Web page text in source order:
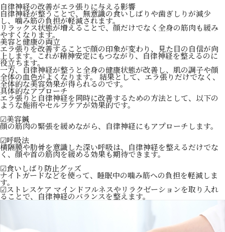
自律神経の改善がエラ張りに与える影響
自律神経が整うことで、無意識の食いしばりや歯ぎしりが減少
し、噛み筋の負担が軽減されます。
リラックス状態が増えることで、顔だけでなく全身の筋肉も緩み
やすくなります。
美容と健康の両立
エラ張りを改善することで顔の印象が変わり、見た目の自信が向
上します。これが精神安定にもつながり、自律神経を整えるのに
役立ちます。
一方、自律神経が整うと全身の健康状態が改善し、肌の調子や顔
全体の血色がよくなります。 結果として、エラ張りだけでなく、
全体的な美容効果が得られるのです。
具体的なアプローチ
エラ張りと自律神経を同時に改善するための方法として、以下の
ような施術やセルフケアが効果的です。
☑美容鍼
顔の筋肉の緊張を緩めながら、自律神経にもアプローチします。
☑呼吸法
横隔膜や肋骨を意識した深い呼吸は、自律神経を整えるだけでな
く、顔や首の筋肉を緩める効果も期待できます。
☑食いしばり防止グッズ
ナイトガードなどを使って、睡眠中の噛み筋への負担を軽減しま
す。
☑ストレスケア マインドフルネスやリラクゼーションを取り入れ
ることで、自律神経のバランスを整えます。